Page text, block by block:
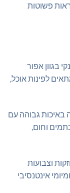
פשוטות
בגוון אפור
לפינות אוכל,
באיכות גבוהה עם
וחום,
וצבועות
אינטנסיבי